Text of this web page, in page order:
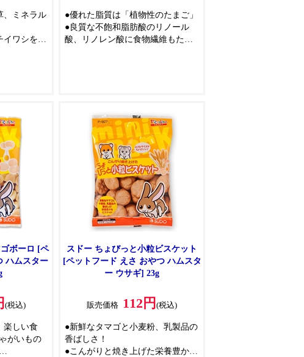
、ミネラル
ワシを使
●優れた脂質は「植物性のたまご」
●良質な不飽和脂肪酸のリノール
酸、リノレン酸に食物繊維もたっ
ボーロ [ペ
ハムスター
(税込)
楽しい食
がいもの
スドー ちょびっと小粒ビスケット
[ペットフード えさ おやつ ハムスタ
ー ウサギ] 23g
販売価格 112円 (税込)
●新鮮なタマゴと小麦粉、乳製品の
香ばしさ！
●こんがりと焼き上げた栄養豊かな